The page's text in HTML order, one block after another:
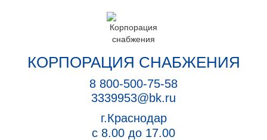
КОРПОРАЦИЯ СНАБЖЕНИЯ
8 800-500-75-58
3339953@bk.ru
г.Краснодар
с 8.00 до 17.00